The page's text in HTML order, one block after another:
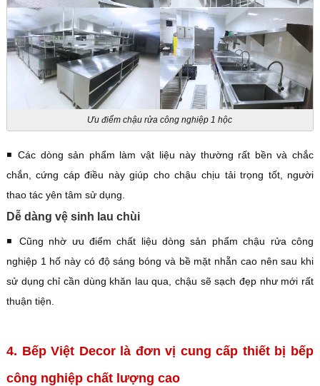
Ưu điểm chậu rửa công nghiệp 1 hộc
◾️ Các dòng sản phẩm làm vật liệu này thường rất bền và chắc
chắn, cứng cáp điều này giúp cho chậu chịu tải trọng tốt, người
thao tác yên tâm sử dụng.
Dễ dàng vệ sinh lau chùi
◾️ Cũng nhờ ưu điểm chất liệu dòng sản phẩm chậu rửa công
nghiệp 1 hố này có độ sáng bóng và bề mặt nhẵn cao nên sau khi
sử dụng chỉ cần dùng khăn lau qua, chậu sẽ sạch đẹp như mới rất
thuận tiện.
4. Bếp Việt Decor là đơn vị cung cấp thiết bị bếp
công nghiệp chất lượng cao